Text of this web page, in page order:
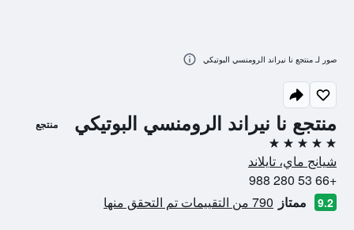
منتجع نا نيراند الرومنسي البوتيكي منتجع
5 نجوم
شيانج ماي، تايلاند
+66 53 280 988
9.2 ممتاز 790 من التقييمات تم التحقق منها
صور لـ منتجع نا نيراند الرومنسي البوتيكي